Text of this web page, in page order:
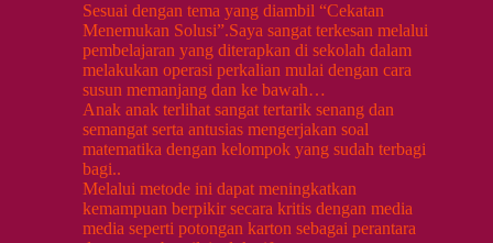
Sesuai dengan tema yang diambil “Cekatan
Menemukan Solusi”.Saya sangat terkesan melalui
pembelajaran yang diterapkan di sekolah dalam
melakukan operasi perkalian mulai dengan cara
susun memanjang dan ke bawah…
Anak anak terlihat sangat tertarik senang dan
semangat serta antusias mengerjakan soal
matematika dengan kelompok yang sudah terbagi
bagi..
Melalui metode ini dapat meningkatkan
kemampuan berpikir secara kritis dengan media
media seperti potongan karton sebagai perantara